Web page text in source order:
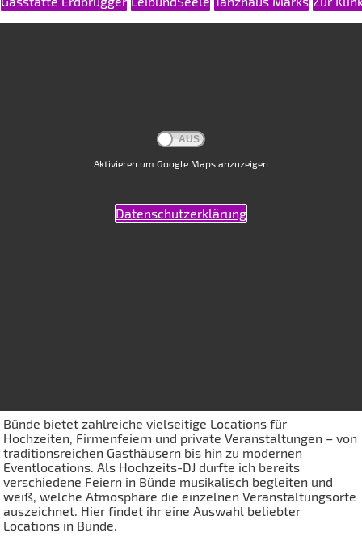
Aktivieren um Google Maps anzuzeigen
Datenschutzerklärung
Bünde bietet zahlreiche vielseitige Locations für
Hochzeiten, Firmenfeiern und private Veranstaltungen – von
traditionsreichen Gasthäusern bis hin zu modernen
Eventlocations. Als Hochzeits-DJ durfte ich bereits
verschiedene Feiern in Bünde musikalisch begleiten und
weiß, welche Atmosphäre die einzelnen Veranstaltungsorte
auszeichnet. Hier findet ihr eine Auswahl beliebter
Locations in Bünde.